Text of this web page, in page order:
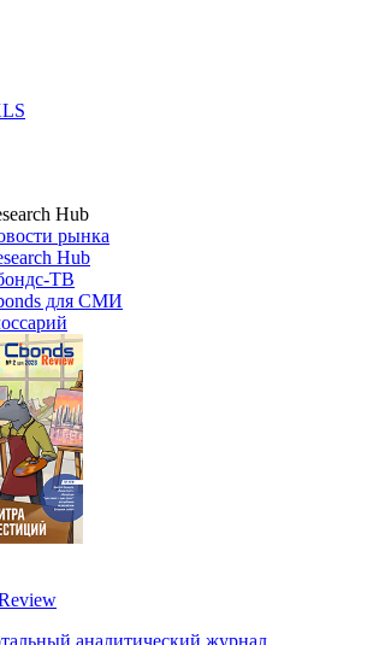
Hub
рынка
Hub
ТВ
для СМИ
аналитический журнал